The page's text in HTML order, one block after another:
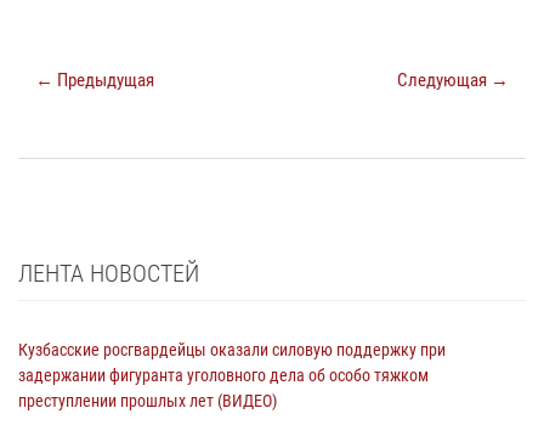
← Предыдущая Следующая →
ЛЕНТА НОВОСТЕЙ
Кузбасские росгвардейцы оказали силовую поддержку при
задержании фигуранта уголовного дела об особо тяжком
преступлении прошлых лет (ВИДЕО)